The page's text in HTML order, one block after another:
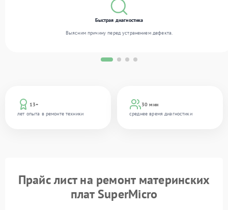
13+
лет опыта в ремонте техники
30 мин
среднее время диагностики
Быстрая диагностика
Выясним причину перед устранением дефекта.
Прайс лист на ремонт материнских
плат SuperMicro